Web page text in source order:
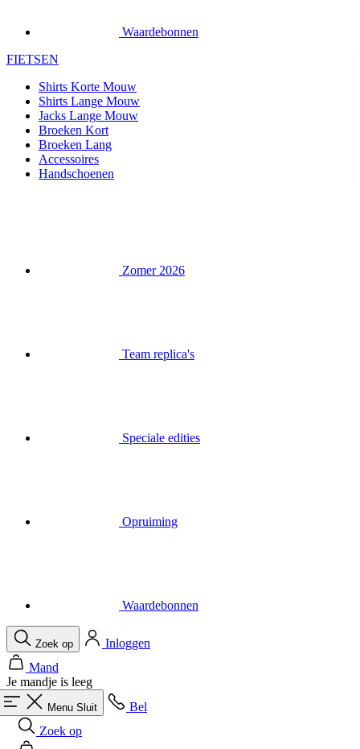
Shirts Lange Mouw
Broeken Kort
Accessoires
Handschoenen
Je mandje is leeg
Menu Sluit
Bel
Zoek op
Mand